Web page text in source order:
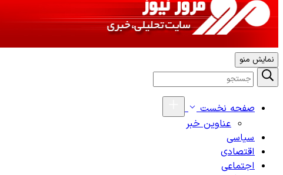
نمایش منو
صفحه نخست
عناوین خبر
سیاسی
اقتصادی
اجتماعی